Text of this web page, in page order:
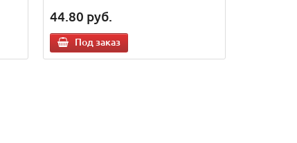
44.80 руб.
Под заказ